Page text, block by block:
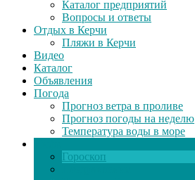
Каталог предприятий
Вопросы и ответы
Отдых в Керчи
Пляжи в Керчи
Видео
Каталог
Объявления
Погода
Прогноз ветра в проливе
Прогноз погоды на неделю
Температура воды в море
Гороскоп